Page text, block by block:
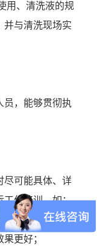
用、清洗液的规
并与清洗现场实
员，能够贯彻执
尽可能具体、详
工作培训，如：
口的处理；电控
更好；